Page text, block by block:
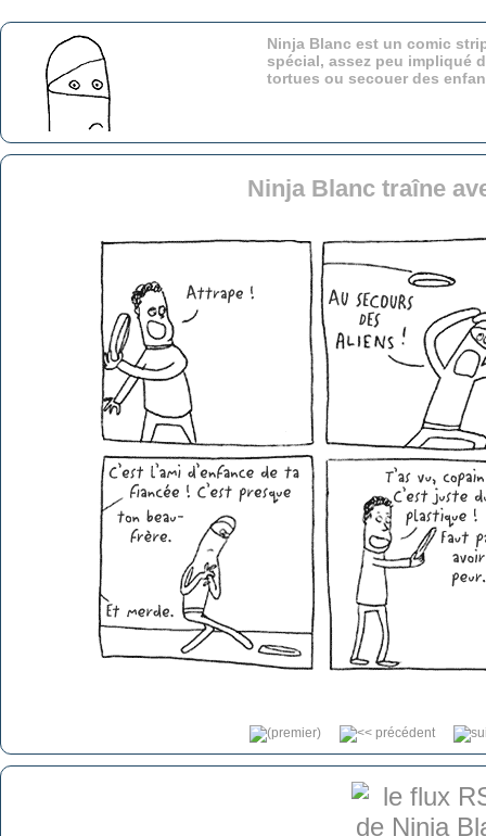
Ninja Blanc est un comic
spécial, assez peu impliqué
tortues ou secouer des
Ninja Blanc traîne